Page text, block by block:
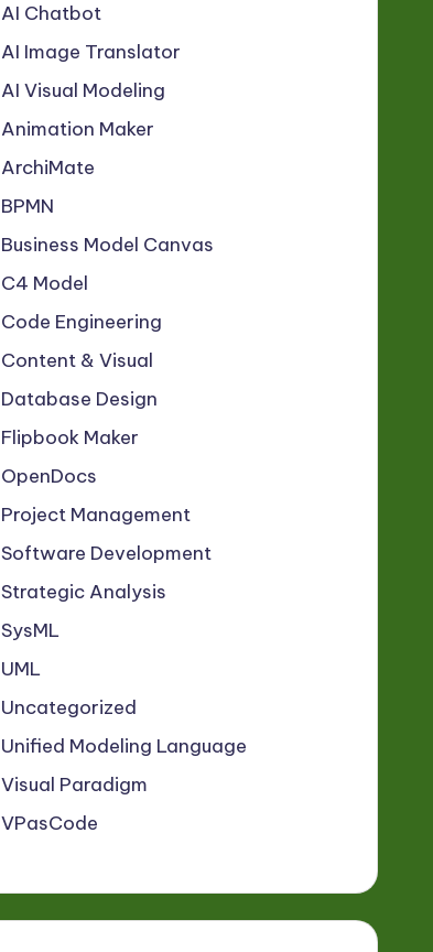
AI Chatbot
AI Image Translator
AI Visual Modeling
Animation Maker
ArchiMate
BPMN
Business Model Canvas
C4 Model
Code Engineering
Content & Visual
Database Design
Flipbook Maker
OpenDocs
Project Management
Software Development
Strategic Analysis
SysML
UML
Uncategorized
Unified Modeling Language
Visual Paradigm
VPasCode